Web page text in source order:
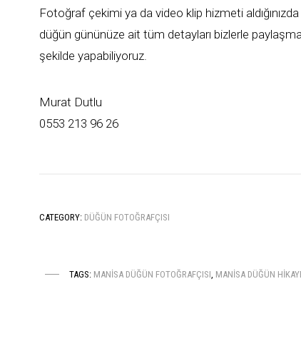
Fotoğraf çekimi ya da video klip hizmeti
düğün gününüze ait tüm detayları bizlerle
şekilde yapabiliyoruz.
Murat Dutlu
0553 213 96 26
CATEGORY: DÜĞÜN FOTOĞRAFÇISI
TAGS: MANISA DÜĞÜN FOTOĞRAFÇISI, MANISA DÜĞÜN